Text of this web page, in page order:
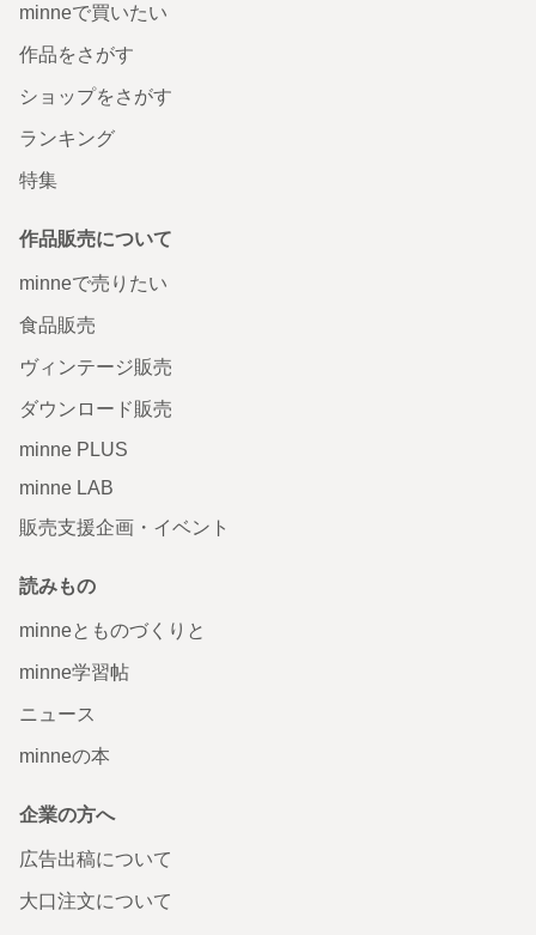
minneで買いたい
作品をさがす
ショップをさがす
ランキング
特集
作品販売について
minneで売りたい
食品販売
ヴィンテージ販売
ダウンロード販売
minne PLUS
minne LAB
販売支援企画・イベント
読みもの
minneとものづくりと
minne学習帖
ニュース
minneの本
企業の方へ
広告出稿について
大口注文について